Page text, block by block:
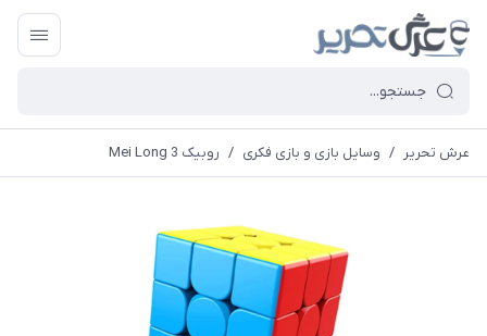
عرش تحریر / وسایل بازی و بازی فکری / روبیک Mei Long 3